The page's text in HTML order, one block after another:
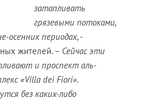
затапливать
грязевыми потоками,
осенних периодах, -
жителей. – Сейчас эти
и проспект аль-
«Villa dei Fiori».
без каких-либо